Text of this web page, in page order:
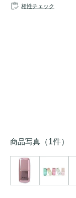
相性チェック
商品写真 （1件）